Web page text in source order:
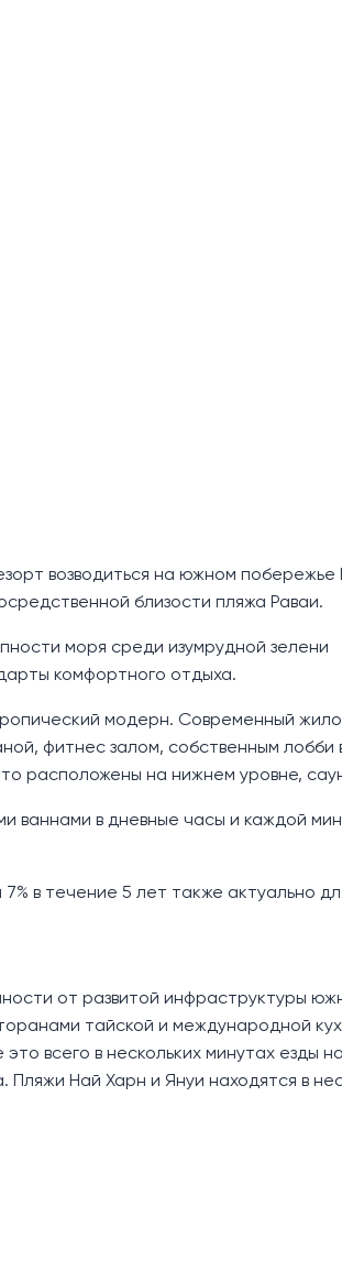
возводиться на южном побережье
близости пляжа Раваи.
моря среди изумрудной зелени
комфортного отдыха.
модерн. Современный
фитнес залом, собственным лобби
расположены на нижнем уровне,
ваннами в дневные часы и каждой
в течение 5 лет также актуально
от развитой инфраструктуры
тайской и международной
всего в нескольких минутах езды на
Пляжи Най Харн и Януи находятся в